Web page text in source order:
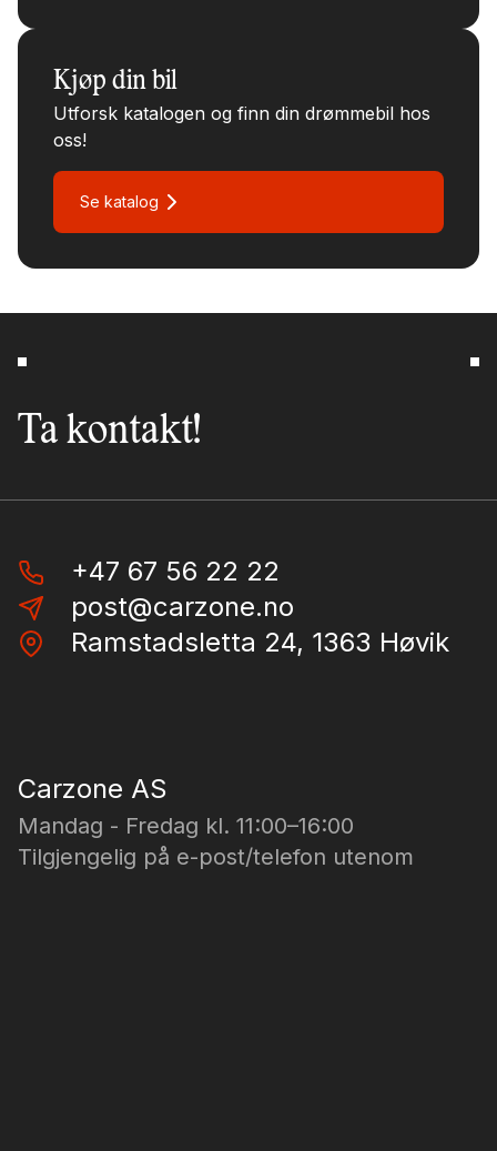
Kjøp din bil
Utforsk katalogen og finn din drømmebil hos
oss!
Se katalog
Ta kontakt!
+47 67 56 22 22
post@carzone.no
Ramstadsletta 24, 1363 Høvik
Carzone AS
Mandag - Fredag kl. 11:00–16:00
Tilgjengelig på e-post/telefon utenom